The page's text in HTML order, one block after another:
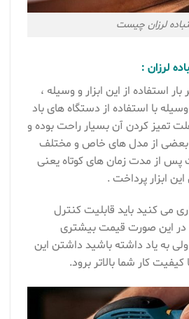
لرزان چیست
لرزان :
استفاده از این ابزار و وسیله ،
وسیله با استفاده از دستگاه های باد
تمیز کردن آن بسیار راحت بوده و
بعضی از مدل های خاص و مختلف
پس از مدت زمان های کوتاه یعنی
ابزار پرداخت .
می کنید باید قابلیت کنترل
در این صورت قیمت بیشتری
به یاد داشته باشید داشتن این
کار شما بالاتر برود.